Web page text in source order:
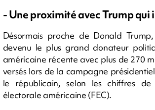
- Une proximité avec Trump qui
Désormais proche de Donald
devenu le plus grand donateur
américaine récente avec plus de 270
versés lors de la campagne
le républicain, selon les chiffres de
électorale américaine (FEC).